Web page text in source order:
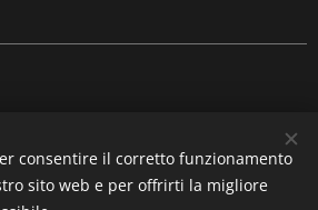
consentire il corretto funzionamento
sito web e per offrirti la migliore